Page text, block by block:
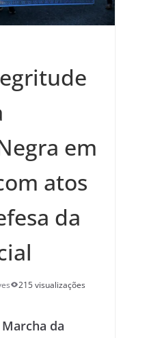
em
atos
da
215 visualizações
Marcha da